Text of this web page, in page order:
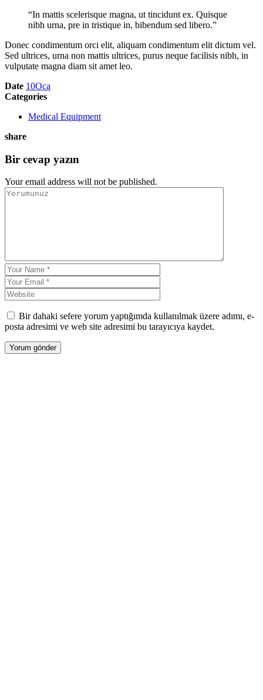
“In mattis scelerisque magna, ut tincidunt ex. Quisque
nibh urna, pre in tristique in, bibendum sed libero.”
Donec condimentum orci elit, aliquam condimentum elit dictum vel.
Sed ultrices, urna non mattis ultrices, purus neque facilisis nibh, in
vulputate magna diam sit amet leo.
Date 10Oca
Categories
Medical Equipment
share
Bir cevap yazın
Your email address will not be published.
Bir dahaki sefere yorum yaptığımda kullanılmak üzere adımı, e-
posta adresimi ve web site adresimi bu tarayıcıya kaydet.